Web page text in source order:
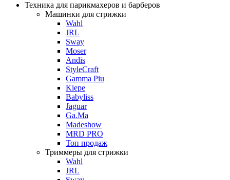
Техника для парикмахеров и барберов
Машинки для стрижки
Wahl
JRL
Sway
Moser
Andis
StyleCraft
Gamma Piu
Kiepe
Babyliss
Jaguar
Ga.Ma
Madeshow
MRD PRO
Топ продаж
Триммеры для стрижки
Wahl
JRL